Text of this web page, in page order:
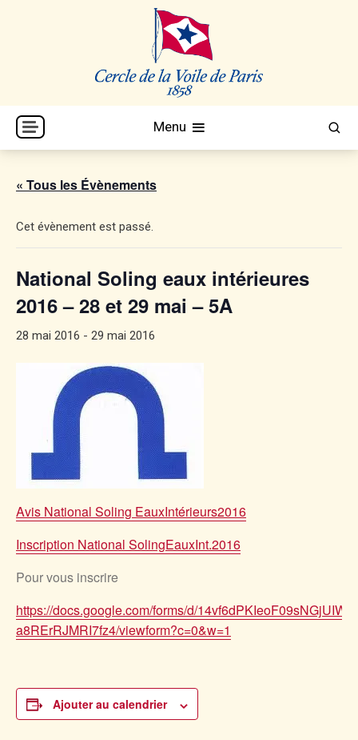
CVP
Cercle de la Voile de Paris
Menu
« Tous les Évènements
Cet évènement est passé.
National Soling eaux intérieures
2016 – 28 et 29 mai – 5A
28 mai 2016 - 29 mai 2016
Avis National Soling EauxIntérieurs2016
Inscription National SolingEauxInt.2016
Pour vous inscrire
https://docs.google.com/forms/d/
a8RErRJMRI7fz4/viewform?c=0&w=1
Ajouter au calendrier